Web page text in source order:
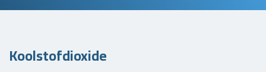
Koolstofdioxide